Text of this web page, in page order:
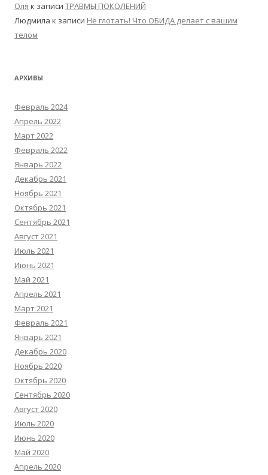
Оля к записи ТРАВМЫ ПОКОЛЕНИЙ
Людмила к записи Не глотать! Что ОБИДА делает с вашим
телом
АРХИВЫ
Февраль 2024
Апрель 2022
Март 2022
Февраль 2022
Январь 2022
Декабрь 2021
Ноябрь 2021
Октябрь 2021
Сентябрь 2021
Август 2021
Июль 2021
Июнь 2021
Май 2021
Апрель 2021
Март 2021
Февраль 2021
Январь 2021
Декабрь 2020
Ноябрь 2020
Октябрь 2020
Сентябрь 2020
Август 2020
Июль 2020
Июнь 2020
Май 2020
Апрель 2020